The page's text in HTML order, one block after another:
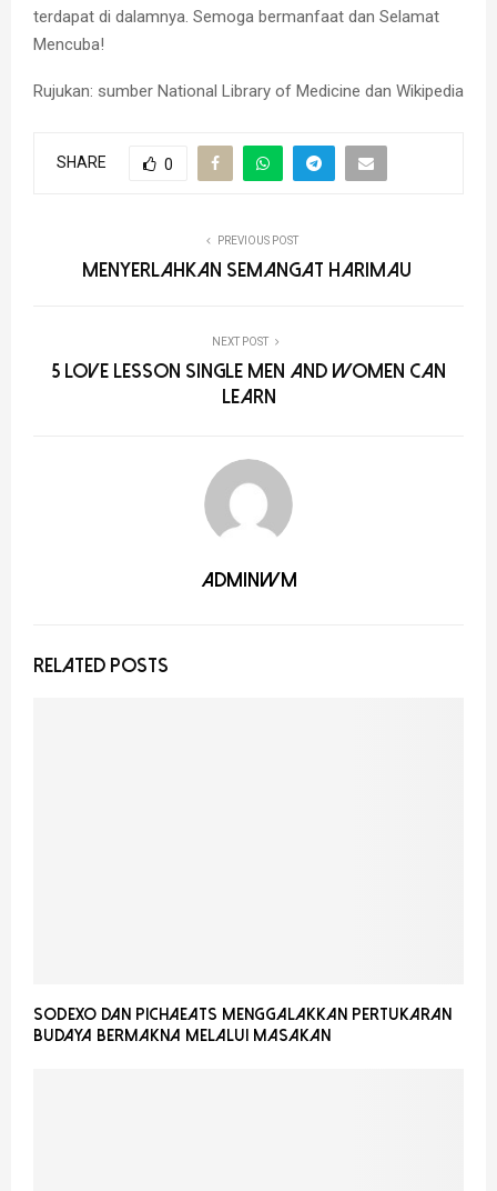
terdapat di dalamnya. Semoga bermanfaat dan Selamat
Mencuba!
Rujukan: sumber National Library of Medicine dan Wikipedia
SHARE 0
PREVIOUS POST
Menyerlahkan Semangat Harimau
NEXT POST
5 Love Lesson Single Men and Women Can
Learn
adminwm
RELATED POSTS
Sodexo dan PichaEats Menggalakkan Pertukaran
Budaya Bermakna Melalui Masakan